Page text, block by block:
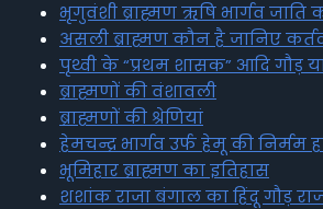
भृगुवंशी ब्राह्मण ऋषि भार्गव जाति
असली ब्राह्मण कौन है जानिए
पृथ्वी के “प्रथम शासक” आदि गौड़
ब्राह्मणों की वंशावली
ब्राह्मणों की श्रेणियां
हेमचन्द्र भार्गव उर्फ हेमू की निर्मम
भूमिहार ब्राह्मण का इतिहास
शशांक राजा बंगाल का हिंदू गौड़